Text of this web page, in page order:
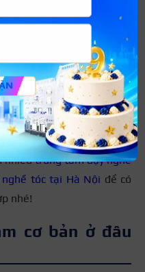
được tư vấn
làm tóc.
nhiềutrung tâm dạy nghề
tóc tại Hà Nội để có
nhé!
cơ bản ở đâu